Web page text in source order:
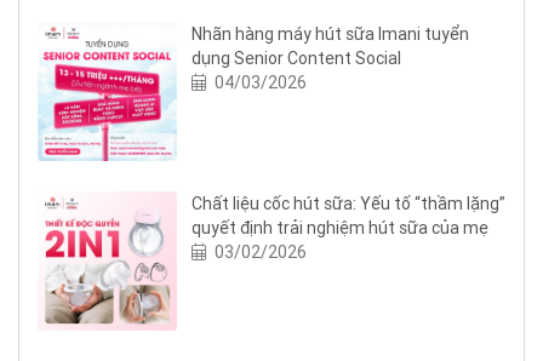
Nhãn hàng máy hút sữa Imani tuyển
dụng Senior Content Social
04/03/2026
Chất liệu cốc hút sữa: Yếu tố “thầm lặng”
quyết định trải nghiệm hút sữa của mẹ
03/02/2026